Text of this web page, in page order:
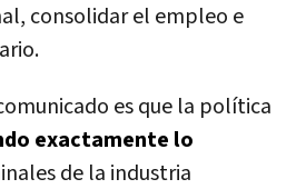
consolidar el empleo e
es que la política
exactamente lo
de la industria